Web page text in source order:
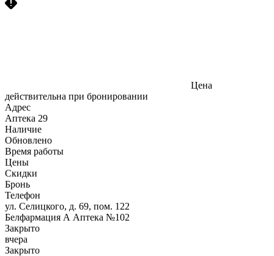
Цена
действительна при бронировании
Адрес
Аптека 29
Наличие
Обновлено
Время работы
Цены
Скидки
Бронь
Телефон
ул. Селицкого, д. 69, пом. 122
Белфармация А Аптека №102
Закрыто
вчера
Закрыто